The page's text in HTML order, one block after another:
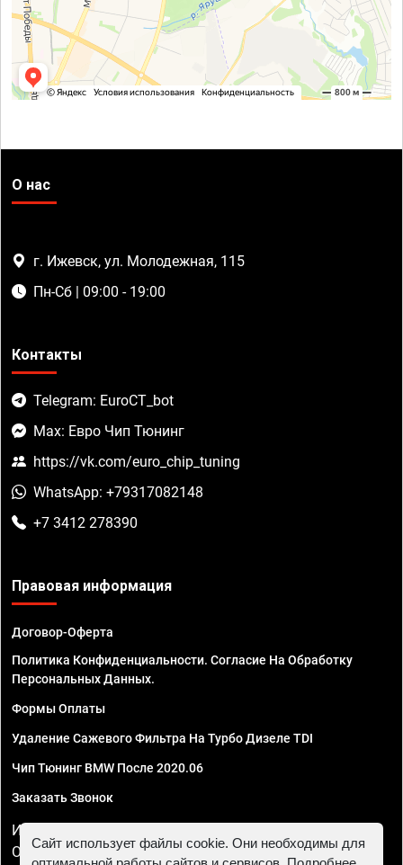
О нас
г. Ижевск, ул. Молодежная, 115
Пн-Сб | 09:00 - 19:00
Контакты
Telegram: EuroCT_bot
Max: Евро Чип Тюнинг
https://vk.com/euro_chip_tuning
WhatsApp: +79317082148
+7 3412 278390
Правовая информация
Договор-Оферта
Политика Конфиденциальности. Согласие На Обработку
Персональных Данных.
Формы Оплаты
Удаление Сажевого Фильтра На Турбо Дизеле TDI
Чип Тюнинг BMW После 2020.06
Заказать Звонок
ИП Смирнов Георгий Павлович. ИНН 781302555843,
ОГРНИП 324470400032610
Сайт использует файлы cookie. Они необходимы для